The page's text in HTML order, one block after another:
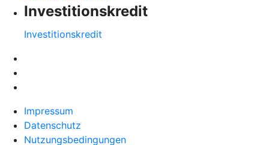
Investitionskredit
Investitionskredit
Impressum
Datenschutz
Nutzungsbedingungen